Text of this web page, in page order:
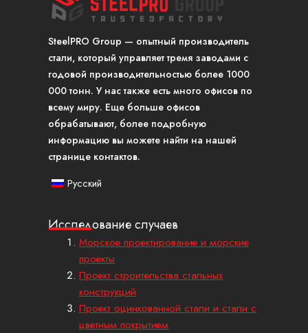
SteelPRO Group — опытный производитель
стали, который управляет тремя заводами с
годовой производительностью более 1000
000 тонн. У нас также есть много офисов по
всему миру. Еще больше офисов
обрабатывают, более подробную
информацию вы можете найти на нашей
странице контактов.
Русский
Исследование случаев
Морское проектирование и морские
проекты
Проект строительства стальных
конструкций
Проект оцинкованной стали и стали с
цветным покрытием